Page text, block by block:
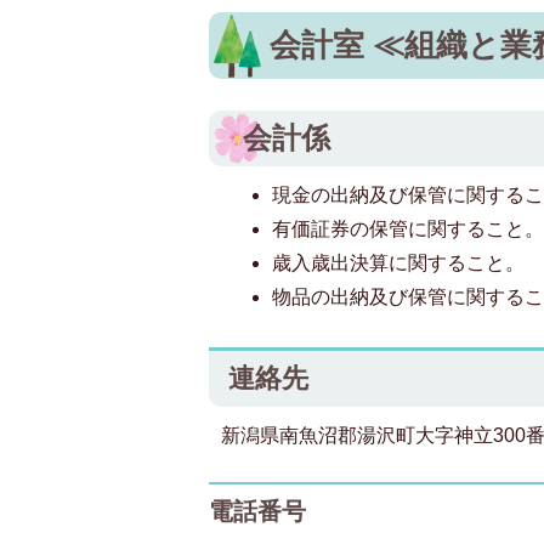
会計室 ≪組織と
会計係
現金の出納及び保管に関するこ
有価証券の保管に関すること。
歳入歳出決算に関すること。
物品の出納及び保管に関するこ
連絡先
新潟県南魚沼郡湯沢町大字神立300
電話番号